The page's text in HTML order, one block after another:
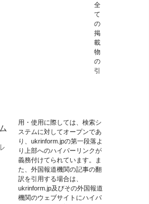
全
て
の
掲
載
物
の
引
用・使用に際しては、検索シ
ステムに対してオープンであ
り、ukrinform.jpの第一段落よ
り上部へのハイパーリンクが
義務付けてられています。ま
た、外国報道機関の記事の翻
訳を引用する場合は、
ukrinform.jp及びその外国報道
機関のウェブサイトにハイパ